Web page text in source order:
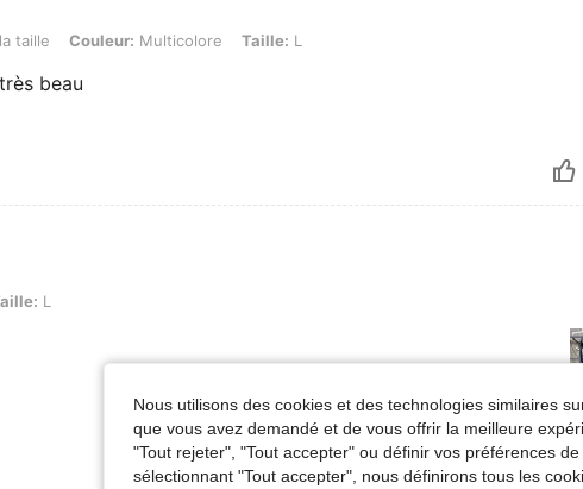
Couleur: Multicolore, Taille: L
taille Couleur: Multicolore Taille: L
beau
L
Nous utilisons des cookies et des technologies similaires
que vous avez demandé et de vous offrir la meilleure
"Tout rejeter", "Tout accepter" ou définir vos préférences
sélectionnant "Tout accepter", nous définirons tous les